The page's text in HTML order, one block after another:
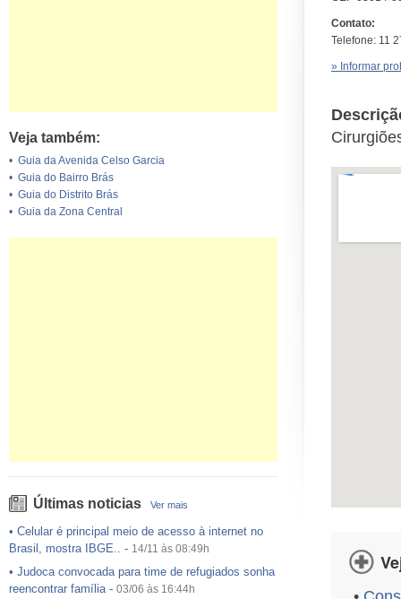
Veja também:
• Guia da Avenida Celso Garcia
• Guia do Bairro Brás
• Guia do Distrito Brás
• Guia da Zona Central
Últimas noticias Ver mais
• Celular é principal meio de acesso à internet no
Brasil, mostra IBGE.. - 14/11 às 08:49h
• Judoca convocada para time de refugiados sonha
reencontrar família- 03/06 às 16:44h
Contato:
Telefone: 11
» Informar